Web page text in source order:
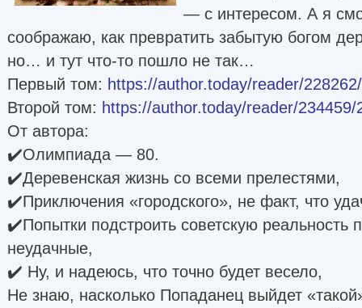
— с интересом. А я
соображаю, как превратить забытую богом
но… и тут что-то пошло не так…
Первый том: https://author.today/reader/
Второй том: https://author.today/reader/234459/
От автора:
✔️Олимпиада — 80.
✔️Деревенская жизнь со всеми прелестями,
✔️Приключения «городского», не факт, что
✔️Попытки подстроить советскую реальность
неудачные,
✔️ Ну, и надеюсь, что точно будет весело,
Не знаю, насколько Попаданец выйдет